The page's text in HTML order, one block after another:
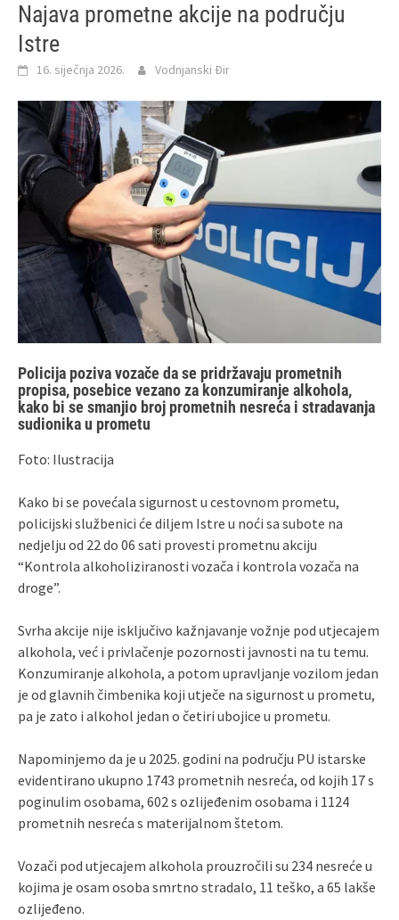
Najava prometne akcije na području
Istre
16. siječnja 2026. Vodnjanski Đir
Policija poziva vozače da se pridržavaju prometnih
propisa, posebice vezano za konzumiranje alkohola,
kako bi se smanjio broj prometnih nesreća i stradavanja
sudionika u prometu
Foto: Ilustracija
Kako bi se povećala sigurnost u cestovnom prometu,
policijski službenici će diljem Istre u noći sa subote na
nedjelju od 22 do 06 sati provesti prometnu akciju
“Kontrola alkoholiziranosti vozača i kontrola vozača na
droge”.
Svrha akcije nije isključivo kažnjavanje vožnje pod utjecajem
alkohola, već i privlačenje pozornosti javnosti na tu temu.
Konzumiranje alkohola, a potom upravljanje vozilom jedan
je od glavnih čimbenika koji utječe na sigurnost u prometu,
pa je zato i alkohol jedan o četiri ubojice u prometu.
Napominjemo da je u 2025. godini na području PU istarske
evidentirano ukupno 1743 prometnih nesreća, od kojih 17 s
poginulim osobama, 602 s ozlijeđenim osobama i 1124
prometnih nesreća s materijalnom štetom.
Vozači pod utjecajem alkohola prouzročili su 234 nesreće u
kojima je osam osoba smrtno stradalo, 11 teško, a 65 lakše
ozlijeđeno.